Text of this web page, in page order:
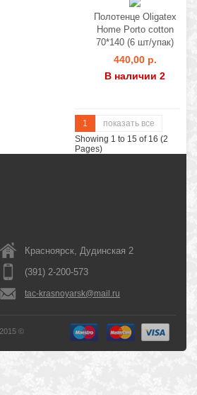
Полотенце Oligatex
Home Porto cotton
70*140 (6 шт/упак)
440,00 р.
В наличии 2
1
показать все
Showing 1 to 15 of 16 (2
Pages)
Красноярск, Дудинская 2
(391) 2-200-573
tac-krasnoyarsk@mail.ru
©